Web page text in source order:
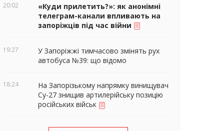
20:02
«Куди прилетить?»: як анонімні
телеграм-канали впливають на
запоріжців під час війни
19:27
У Запоріжжі тимчасово змінять рух
автобуса №39: що відомо
18:24
На Запорізькому напрямку винищувач
Су-27 знищив артилерійську позицію
російських військ